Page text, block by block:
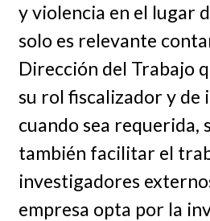
y violencia en el lugar
solo es relevante
Dirección del Trabajo
su rol fiscalizador y de
cuando sea requerida,
también facilitar el
investigadores
empresa opta por la